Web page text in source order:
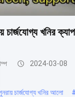
খনির
2024-03-08
চার্জযোগ্য খনির আলো